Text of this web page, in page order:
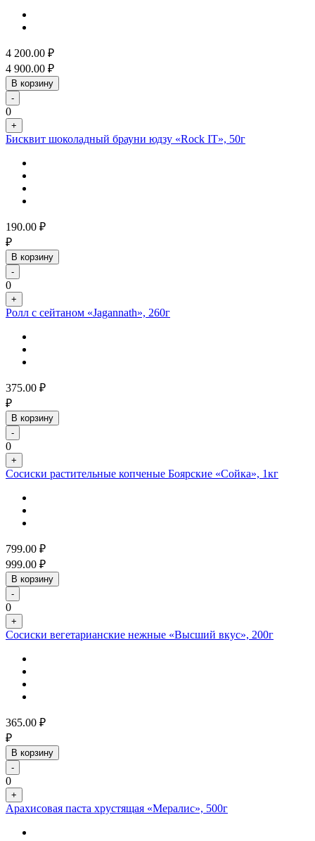
4 200.00 ₽
4 900.00 ₽
В корзину
-
0
+
Бисквит шоколадный брауни юдзу «Rock IT», 50г
190.00 ₽
₽
В корзину
-
0
+
Ролл с сейтаном «Jagannath», 260г
375.00 ₽
₽
В корзину
-
0
+
Сосиски растительные копченые Боярские «Сойка», 1кг
799.00 ₽
999.00 ₽
В корзину
-
0
+
Сосиски вегетарианские нежные «Высший вкус», 200г
365.00 ₽
₽
В корзину
-
0
+
Арахисовая паста хрустящая «Мералис», 500г